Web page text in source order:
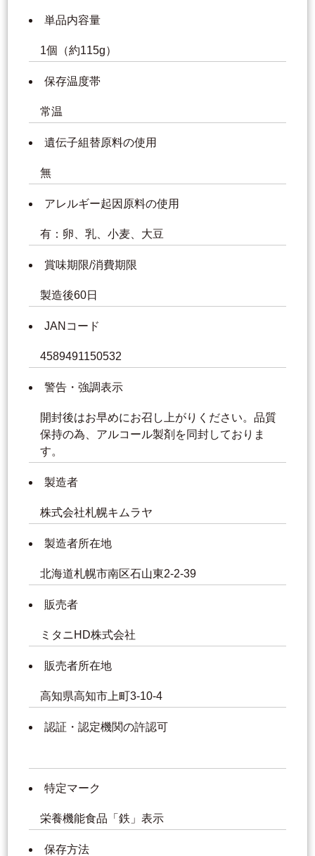
単品内容量
1個（約115g）
保存温度帯
常温
遺伝子組替原料の使用
無
アレルギー起因原料の使用
有：卵、乳、小麦、大豆
賞味期限/消費期限
製造後60日
JANコード
4589491150532
警告・強調表示
開封後はお早めにお召し上がりください。品質
保持の為、アルコール製剤を同封しておりま
す。
製造者
株式会社札幌キムラヤ
製造者所在地
北海道札幌市南区石山東2-2-39
販売者
ミタニHD株式会社
販売者所在地
高知県高知市上町3-10-4
認証・認定機関の許認可
特定マーク
栄養機能食品「鉄」表示
保存方法